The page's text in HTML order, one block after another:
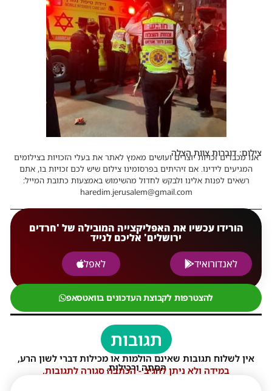
צילום: דוברות צוות הצלה
אנו מכבדים זכויות יוצרים ועושים מאמץ לאתר את בעלי הזכויות בצילומים
המגיעים לידינו. אם זיהיתים בפרסומינו צילום שיש לכם זכויות בו, אתם
רשאים לפנות אלינו ולבקש לחדול מהשימוש באמצעות כתובת המייל:
haredim.jerusalem@gmail.com
הורידו עכשיו את האפליקצייה המובילה של 'חרדים
ירושלים' אליכם לנייד
לאנדורואיד
לאפל
להצטרפות לקבוצת העדכונים בוואטסאפ
תגובות
אין לשלוח תגובות שאינם הולמות או מכילות דברי לשון הרע,
הסתה ורכילות.
במידה ולא ניתן להגיב - הכתבה סגורה לתגובות.